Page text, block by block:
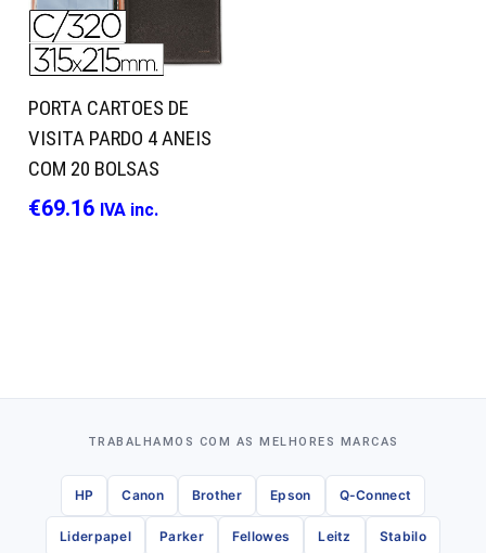
PORTA CARTOES DE
VISITA PARDO 4 ANEIS
COM 20 BOLSAS
€69.16 IVA inc.
TRABALHAMOS COM AS MELHORES MARCAS
HP Canon Brother Epson Q-Connect
Liderpapel Parker Fellowes Leitz Stabilo